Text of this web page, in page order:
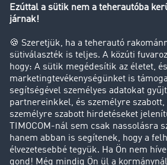
Tehergépkocsi-forgalomkorlátozás
Cég
Sikertörténetek
Ügyfél hoz ügyfelet
Jogi információk
Impresszum